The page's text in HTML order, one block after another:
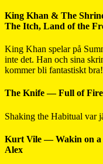
King Khan & The
The Itch, Land of the
King Khan spelar på
inte det. Han och sina
kommer bli fantastiskt bra!
The Knife — Full of Fire
Shaking the Habitual var
Kurt Vile — Wakin on a
Alex